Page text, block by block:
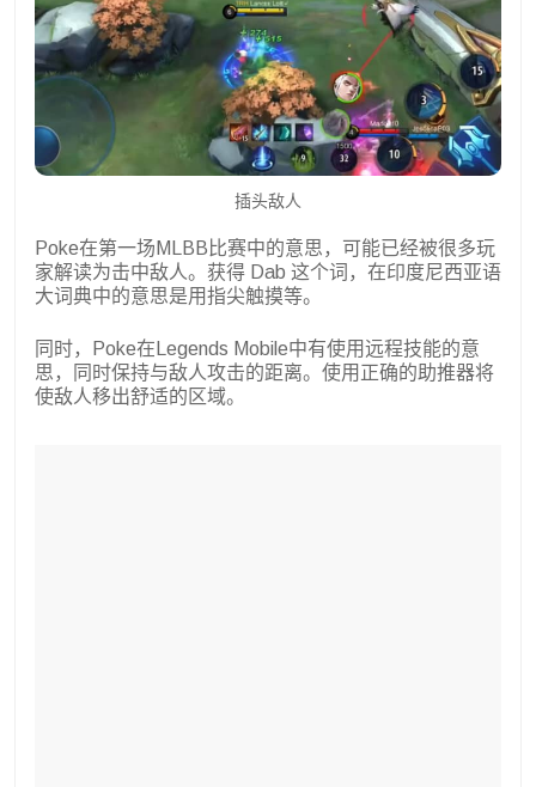
插头敌人
Poke在第一场MLBB比赛中的意思，可能已经被很多玩
家解读为击中敌人。获得 Dab 这个词，在印度尼西亚语
大词典中的意思是用指尖触摸等。
同时，Poke在Legends Mobile中有使用远程技能的意
思，同时保持与敌人攻击的距离。使用正确的助推器将
使敌人移出舒适的区域。